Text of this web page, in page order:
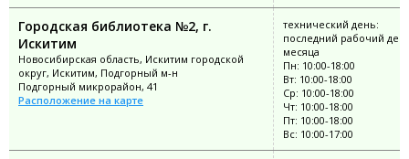
Городская библиотека №2, г.
Искитим
Новосибирская область, Искитим городской
округ, Искитим, Подгорный м-н
Подгорный микрорайон, 41
Расположение на карте
технический день:
последний рабочий
месяца
Пн: 10:00-18:00
Вт: 10:00-18:00
Ср: 10:00-18:00
Чт: 10:00-18:00
Пт: 10:00-18:00
Вс: 10:00-17:00